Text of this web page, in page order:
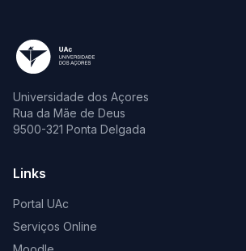
Universidade dos Açores
Rua da Mãe de Deus
9500-321 Ponta Delgada
Links
Portal UAc
Serviços Online